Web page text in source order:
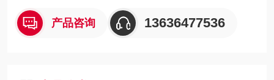
产品咨询 13636477536